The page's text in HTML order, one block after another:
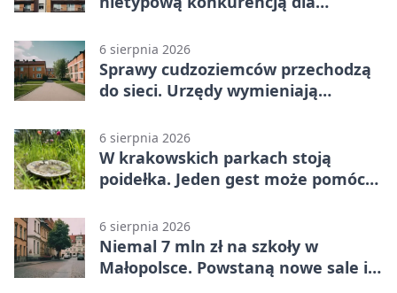
6 sierpnia 2026
Sprawy cudzoziemców przechodzą
do sieci. Urzędy wymieniają
6 sierpnia 2026
W krakowskich parkach stoją
poidełka. Jeden gest może pomóc
6 sierpnia 2026
Niemal 7 mln zł na szkoły w
Małopolsce. Powstaną nowe sale i